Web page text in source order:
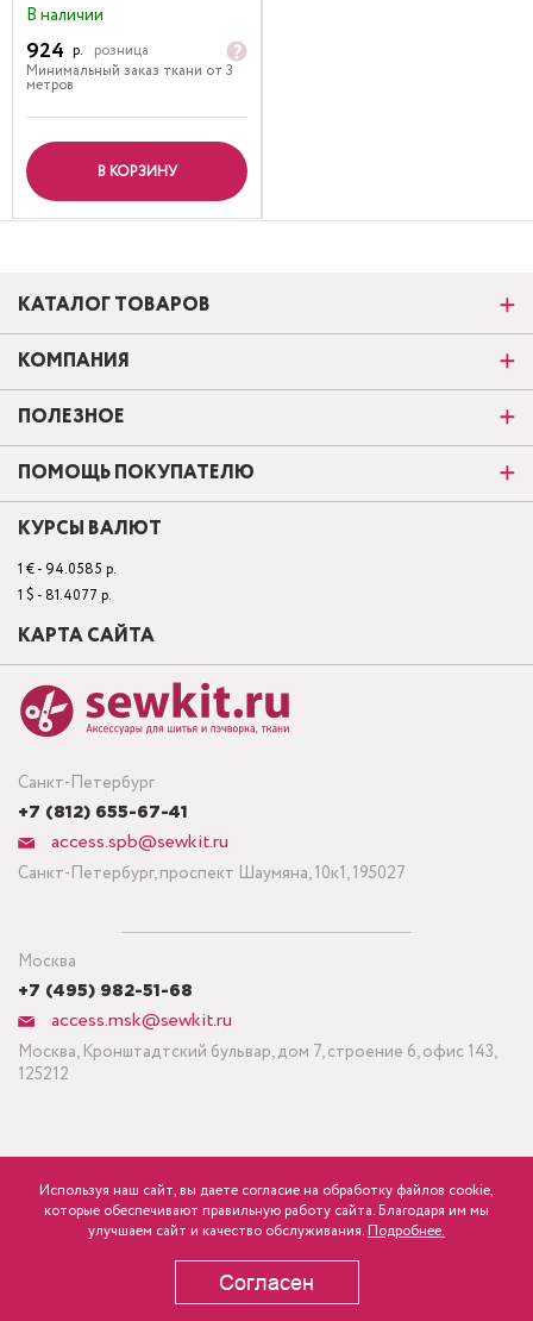
р. розница Минимальный заказ ткани от 3 метров
В КОРЗИНУ
В наличии
924 р.
розница
Минимальный заказ ткани от 3
метров
В КОРЗИНУ
Санкт-Петербург
+7 (812) 655-67-41
access.spb@sewkit.ru
Санкт-Петербург, проспект Шаумяна, 10к1, 195027
Москва
+7 (495) 982-51-68
access.msk@sewkit.ru
Москва, Кронштадтский бульвар, дом 7, строение 6, офис 143,
125212
КАТАЛОГ ТОВАРОВ
КОМПАНИЯ
ПОЛЕЗНОЕ
ПОМОЩЬ ПОКУПАТЕЛЮ
КУРСЫ ВАЛЮТ
1 € - 94.0585 р.
1 $ - 81.4077 р.
КАРТА САЙТА
Copyright © 1995-2026 SEWKIT.RU
Политика конфиденциальности
ПОДПИСАТЬСЯ НА НОВОСТИ
Используя наш сайт, вы даете согласие на обработку файлов cookie,
которые обеспечивают правильную работу сайта. Благодаря им мы
улучшаем сайт и качество обслуживания. Подробнее.
Согласен